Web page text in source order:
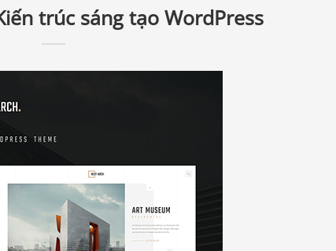
trúc sáng tạo WordPress